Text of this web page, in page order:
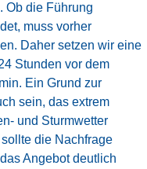
Ob die Führung
muss vorher
Daher setzen wir eine
Stunden vor dem
Ein Grund zur
sein, das extrem
und Sturmwetter
die Nachfrage
Angebot deutlich